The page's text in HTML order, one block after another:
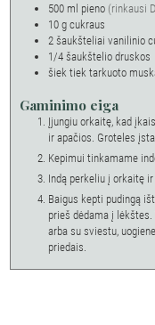
500 ml pieno (rinkausi
10 g cukraus
2 šaukšteliai vanilinio
1/4 šaukštelio druskos
šiek tiek tarkuoto
Gaminimo eiga
Įjungiu orkaitę, kad
ir apačios. Groteles
Kepimui tinkamame
Indą perkeliu į orkaitę
Baigus kepti pudingą
prieš dėdama į
arba su sviestu,
priedais.